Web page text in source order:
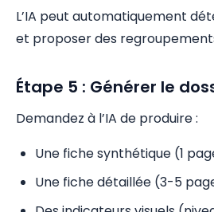
L’IA peut automatiquement
et proposer des
Étape 5 : Générer le
Demandez à l’IA de produire :
Une fiche synthétique (1
Une fiche détaillée (3-5